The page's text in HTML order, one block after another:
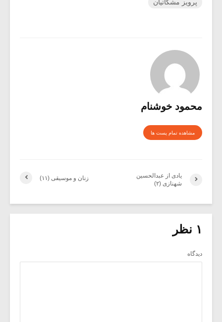
پرویز مشکاتیان
محمود خوشنام
مشاهده تمام پست ها
زنان و موسیقی (۱۱)
یادی از عبدالحسین
شهنازی (۲)
۱ نظر
دیدگاه